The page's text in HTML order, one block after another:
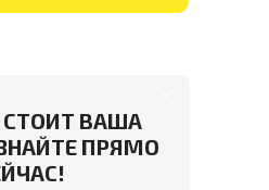
ВАША
ПРЯМО